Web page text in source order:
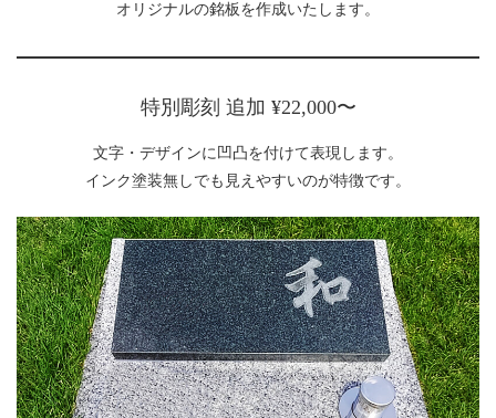
オリジナルの銘板を作成いたします。
特別彫刻 追加 ¥22,000〜
文字・デザインに凹凸を付けて表現します。
インク塗装無しでも見えやすいのが特徴です。